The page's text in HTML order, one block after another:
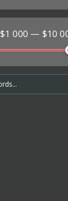
$1 000 — $10